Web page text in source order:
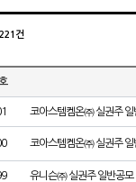
건
코아스템켐온㈜ 실권주 일
코아스템켐온㈜ 실권주 일
유니슨㈜ 실권주 일반공모